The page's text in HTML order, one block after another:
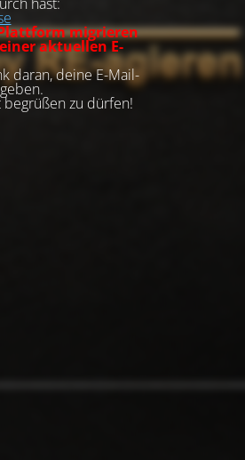
migrieren
aktuellen E-
daran, deine E-Mail-
zu dürfen!